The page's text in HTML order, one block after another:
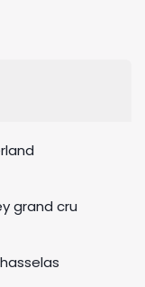
grand cru